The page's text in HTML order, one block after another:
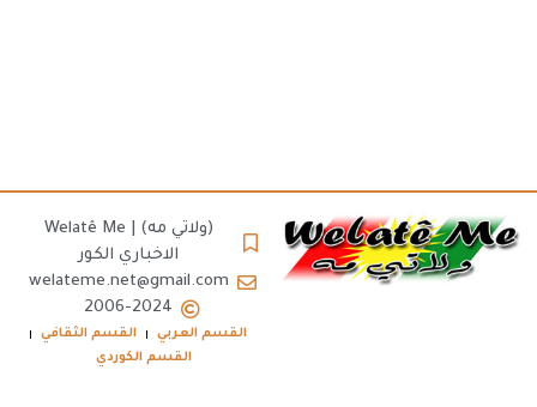
(ولاتي مه) | Welatê Me
الاخباري الكور
welateme.net@gmail.com
2006-2024
القسم العربي
القسم الثقافي
القسم الكوردي